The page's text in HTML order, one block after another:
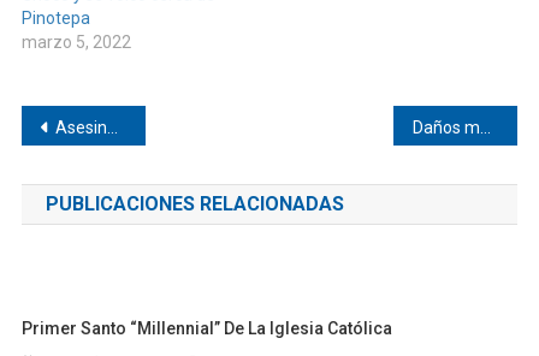
Pinotepa
marzo 5, 2022
Navegación
de
entradas
Asesinan a masculino en Pinotepa Daños materiales dejó carambola en Pinotepa
PUBLICACIONES RELACIONADAS
Primer Santo “millennial” De La Iglesia Católica